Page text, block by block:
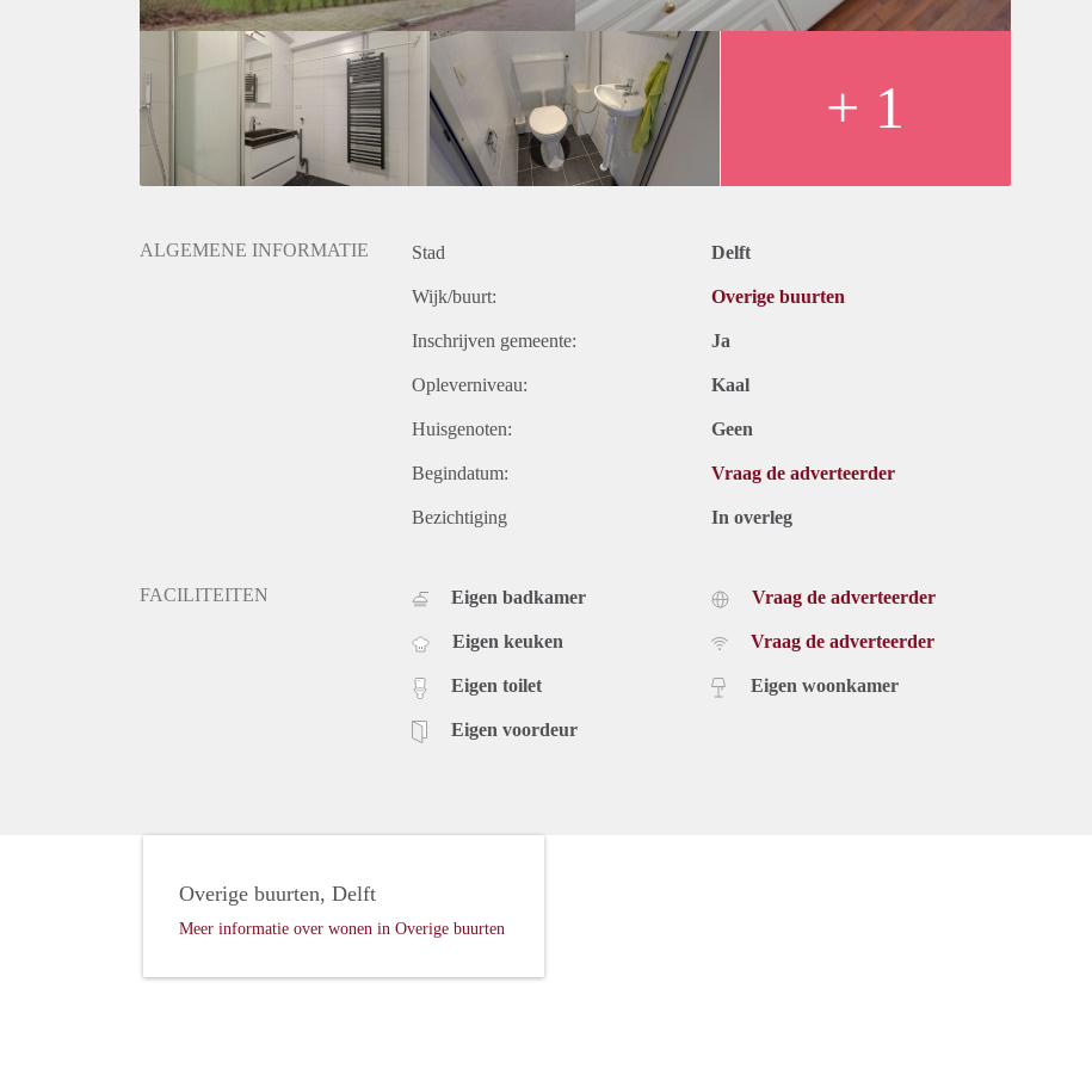
+ 1
ALGEMENE INFORMATIE Stad Delft
Wijk/buurt: Overige buurten
Inschrijven gemeente: Ja
Opleverniveau: Kaal
Huisgenoten: Geen
Begindatum: Vraag de adverteerder
Bezichtiging In overleg
FACILITEITEN Eigen badkamer
Eigen keuken
Eigen toilet
Eigen voordeur
Vraag de adverteerder
Vraag de adverteerder
Eigen woonkamer
Overige buurten, Delft
Meer informatie over wonen in Overige buurten